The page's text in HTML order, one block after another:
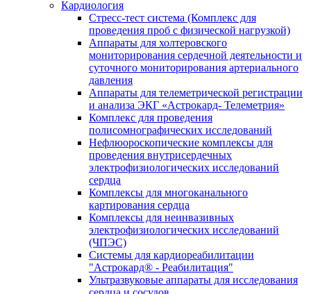
Кардиология
Стресс-тест система (Комплекс для
проведения проб с физической нагрузкой)
Аппараты для холтеровского
мониторирования сердечной деятельности и
суточного мониторирования артериального
давления
Аппараты для телеметрической регистрации
и анализа ЭКГ «Астрокард- Телеметрия»
Комплекс для проведения
полисомнографических исследований
Нефлюороскопические комплексы для
проведения внутрисердечных
электрофизиологических исследований
сердца
Комплексы для многоканального
картирования сердца
Комплексы для неинвазивных
электрофизиологических исследований
(ЧПЭС)
Системы для кардиореабилитации
"Астрокард® - Реабилитация"
Ультразвуковые аппараты для исследования